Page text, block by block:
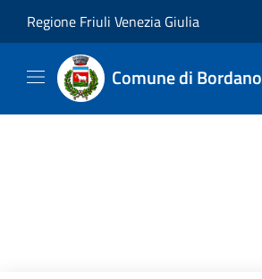
Regione Friuli Venezia Giulia
Comune di Bordano